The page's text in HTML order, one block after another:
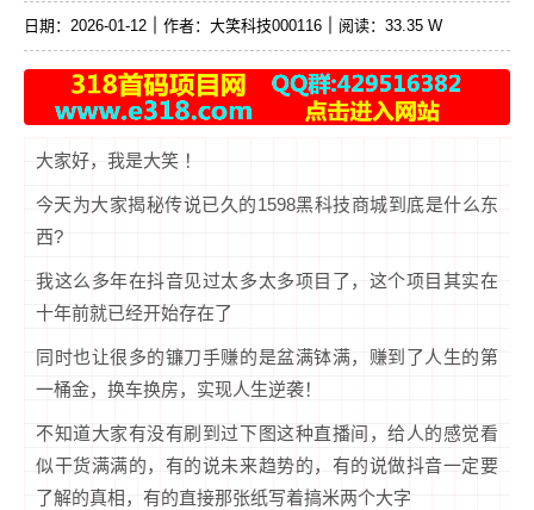
日期：2026-01-12 作者：大笑科技000116 阅读：33.35 W
大家好，我是大笑 ！
今天为大家揭秘传说已久的1598黑科技商城到底是什么东
西?
我这么多年在抖音见过太多太多项目了，这个项目其实在
十年前就已经开始存在了
同时也让很多的镰刀手赚的是盆满钵满，赚到了人生的第
一桶金，换车换房，实现人生逆袭！
不知道大家有没有刷到过下图这种直播间，给人的感觉看
似干货满满的，有的说未来趋势的，有的说做抖音一定要
了解的真相，有的直接那张纸写着搞米两个大字